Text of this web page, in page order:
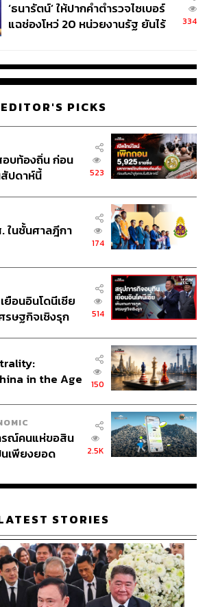
‘ธนารัตน์’ ให้ปากคำตำรวจไซเบอร์
แฉช่องโหว่ 20 หน่วยงานรัฐ ยันไร้
334
EDITOR'S PICKS
บท้องถิ่น ก่อน
ปดาห์นี้
523
ในชั้นศาลฎีกา
174
อนอินโดนีเซีย
รษฐกิจเชิงรุก
514
in the Age
150
รณ์คนแห่ขอสิน
นเพียงยอด
2.5K
STORIES